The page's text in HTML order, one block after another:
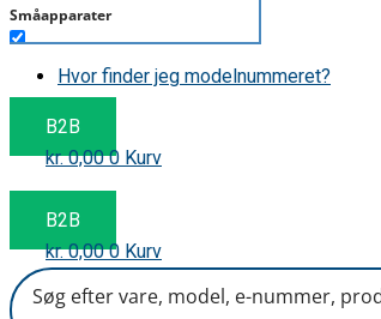
Småapparater
Støvsuger
Tilbehør/Plejemidler
Vaskemaskine
Hvor finder jeg modelnummeret?
B2B
kr.0,00 0 Kurv
B2B
kr.0,00 0 Kurv